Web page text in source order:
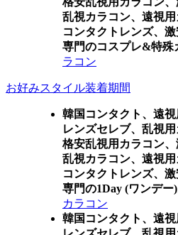
乱視カラコン、遠視用
コンタクトレンズ、
専門のコスプレ&特殊
ラコン
お好みスタイル装着期間
韓国コンタクト、遠
レンズセレブ、乱視
格安乱視用カラコン
乱視カラコン、遠視用
コンタクトレンズ、
専門の1Day (ワンデー
カラコン
韓国コンタクト、遠